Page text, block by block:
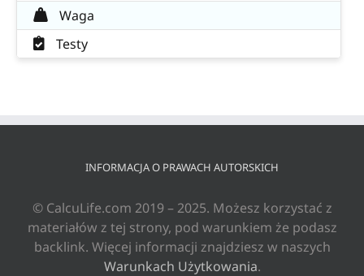
Waga
Testy
INFORMACJA O PRAWACH AUTORSKICH
© CalcuLife.com 2019 – 2025. Możesz korzystać z
materiałów z tej strony, pod warunkiem że podasz
backlink. Więcej informacji znajdziesz w naszych
Warunkach Użytkowania.